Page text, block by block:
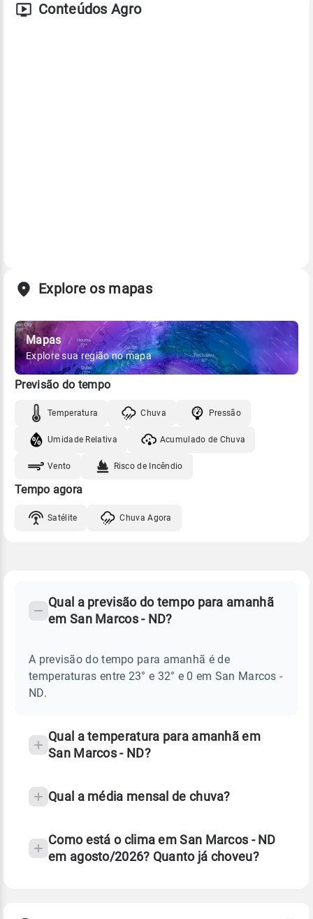
Conteúdos Agro
Explore os mapas
Mapas
Explore sua região no mapa
Previsão do tempo
Temperatura Chuva Pressão
Umidade Relativa Acumulado de Chuva
Vento Risco de Incêndio
Tempo agora
Satélite Chuva Agora
MARCOS
Perguntas
sobre
chuva
Qual a previsão do tempo para amanhã
em San Marcos - ND?
A previsão do tempo para amanhã é de
temperaturas entre 23° e 32° e 0 em San Marcos -
ND.
Qual a temperatura para amanhã em
San Marcos - ND?
Qual a média mensal de chuva?
Como está o clima em San Marcos - ND
em agosto/2026? Quanto já choveu?